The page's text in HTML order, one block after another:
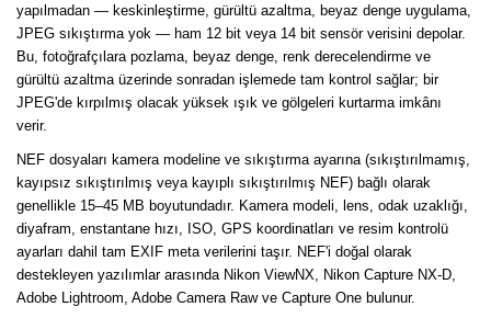
yapılmadan — keskinleştirme, gürültü azaltma, beyaz denge uygulama,
JPEG sıkıştırma yok — ham 12 bit veya 14 bit sensör verisini depolar.
Bu, fotoğrafçılara pozlama, beyaz denge, renk derecelendirme ve
gürültü azaltma üzerinde sonradan işlemede tam kontrol sağlar; bir
JPEG'de kırpılmış olacak yüksek ışık ve gölgeleri kurtarma imkânı
verir.
NEF dosyaları kamera modeline ve sıkıştırma ayarına (sıkıştırılmamış,
kayıpsız sıkıştırılmış veya kayıplı sıkıştırılmış NEF) bağlı olarak
genellikle 15–45 MB boyutundadır. Kamera modeli, lens, odak uzaklığı,
diyafram, enstantane hızı, ISO, GPS koordinatları ve resim kontrolü
ayarları dahil tam EXIF meta verilerini taşır. NEF'i doğal olarak
destekleyen yazılımlar arasında Nikon ViewNX, Nikon Capture NX-D,
Adobe Lightroom, Adobe Camera Raw ve Capture One bulunur.